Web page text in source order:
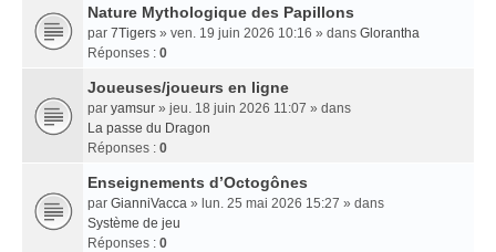
Nature Mythologique des Papillons
par 7Tigers » ven. 19 juin 2026 10:16 » dans Glorantha
Réponses : 0
Joueuses/joueurs en ligne
par yamsur » jeu. 18 juin 2026 11:07 » dans
La passe du Dragon
Réponses : 0
Enseignements dʼOctogônes
par GianniVacca » lun. 25 mai 2026 15:27 » dans
Système de jeu
Réponses : 0